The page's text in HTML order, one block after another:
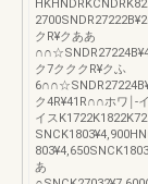
クR¥クああ
ク7クククR¥クふ
ク4R¥41R∩∩ホワ￨‐
イス
あ